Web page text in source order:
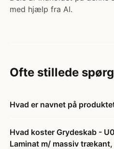
med hjælp fra AI.
Ofte stillede
Hvad er navnet på
Hvad koster Grydeskab -
Laminat m/ massiv